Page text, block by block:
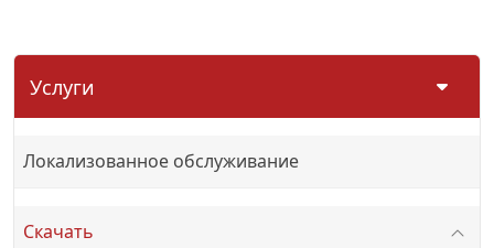
Услуги
Локализованное обслуживание
Скачать